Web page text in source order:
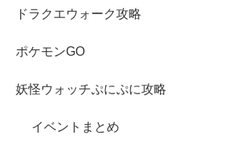
ドラクエウォーク攻略
ポケモンGO
妖怪ウォッチぷにぷに攻略
イベントまとめ